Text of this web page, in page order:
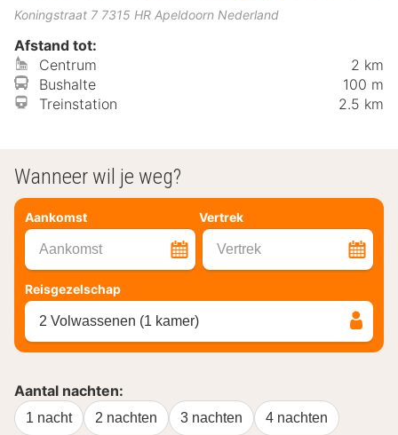
Koningstraat 7 7315 HR Apeldoorn Nederland
Afstand tot:
Centrum
2 km
Bushalte
100 m
Treinstation
2.5 km
Wanneer wil je weg?
Aankomst Vertrek
Aankomst Vertrek
Reisgezelschap
2 Volwassenen (1 kamer)
Aantal nachten:
1 nacht 2 nachten 3 nachten 4 nachten